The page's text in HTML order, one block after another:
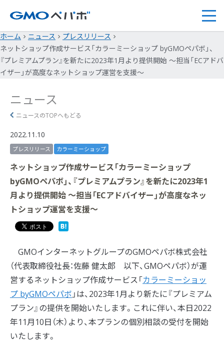
ホーム ニュース
プレスリリース
ネットショップ作成サービス「カラーミーショップ byGMOペパボ」、
『プレミアムプラン』を新たに2023年1月より提供開始 ～担当「ECアドバ
イザー」が高度なネットショップ運営を支援～
ニュース
ニュースのTOPへもどる
2022.11.10
プレスリリース カラーミーショップ
ネットショップ作成サービス「カラーミーショップ
byGMOペパボ」、『プレミアムプラン』を新たに2023年1
月より提供開始 ～担当「ECアドバイザー」が高度なネッ
トショップ運営を支援～
GMOインターネットグループのGMOペパボ株式会社
（代表取締役社長：佐藤 健太郎 以下、GMOペパボ）が運
営するネットショップ作成サービス「カラーミーショッ
プ byGMOペパボ 」は、2023年1月より新たに『プレミアム
プラン』の提供を開始いたします。これに伴い、本日2022
年11月10日（木）より、本プランの個別相談の受付を開始
いたします。